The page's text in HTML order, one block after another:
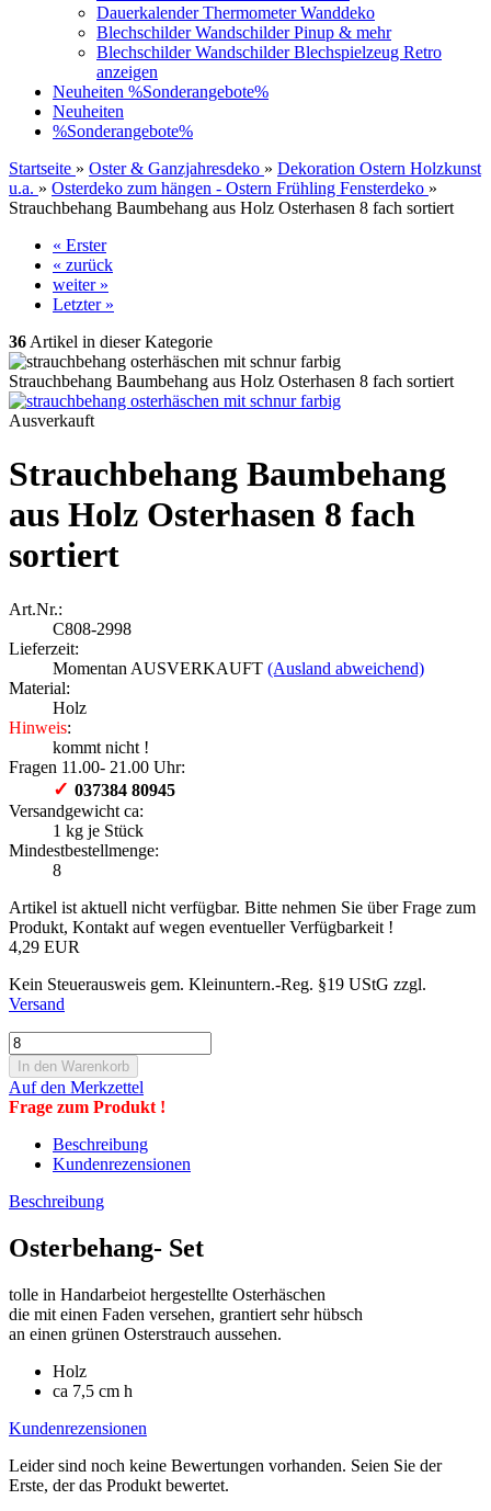
Dauerkalender Thermometer Wanddeko
Blechschilder Wandschilder Pinup & mehr
Blechschilder Wandschilder Blechspielzeug Retro
anzeigen
Neuheiten %Sonderangebote%
Neuheiten
%Sonderangebote%
Startseite » Oster & Ganzjahresdeko » Dekoration Ostern Holzkunst
u.a. » Osterdeko zum hängen - Ostern Frühling Fensterdeko »
Strauchbehang Baumbehang aus Holz Osterhasen 8 fach sortiert
« Erster
« zurück
weiter »
Letzter »
36 Artikel in dieser Kategorie
Strauchbehang Baumbehang aus Holz Osterhasen 8 fach sortiert
Ausverkauft
Strauchbehang Baumbehang
aus Holz Osterhasen 8 fach
sortiert
Art.Nr.:
C808-2998
Lieferzeit:
Momentan AUSVERKAUFT (Ausland abweichend)
Material:
Holz
Hinweis:
kommt nicht !
Fragen 11.00- 21.00 Uhr:
✓ 037384 80945
Versandgewicht ca:
1 kg je Stück
Mindestbestellmenge:
8
Artikel ist aktuell nicht verfügbar. Bitte nehmen Sie über Frage zum
Produkt, Kontakt auf wegen eventueller Verfügbarkeit !
4,29 EUR
Kein Steuerausweis gem. Kleinuntern.-Reg. §19 UStG zzgl.
Versand
Auf den Merkzettel
Frage zum Produkt !
Beschreibung
Kundenrezensionen
Beschreibung
Osterbehang- Set
tolle in Handarbeiot hergestellte Osterhäschen
die mit einen Faden versehen, grantiert sehr hübsch
an einen grünen Osterstrauch aussehen.
Holz
ca 7,5 cm h
Kundenrezensionen
Leider sind noch keine Bewertungen vorhanden. Seien Sie der
Erste, der das Produkt bewertet.